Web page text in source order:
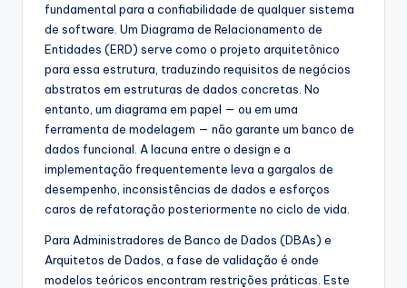
si
&
S
o
fundamental para a confiabilidade de qualquer sistema
de software. Um Diagrama de Relacionamento de
Entidades (ERD) serve como o projeto arquitetônico
para essa estrutura, traduzindo requisitos de negócios
abstratos em estruturas de dados concretas. No
entanto, um diagrama em papel — ou em uma
ferramenta de modelagem — não garante um banco de
dados funcional. A lacuna entre o design e a
implementação frequentemente leva a gargalos de
desempenho, inconsistências de dados e esforços
caros de refatoração posteriormente no ciclo de vida.
Para Administradores de Banco de Dados (DBAs) e
Arquitetos de Dados, a fase de validação é onde
modelos teóricos encontram restrições práticas. Este